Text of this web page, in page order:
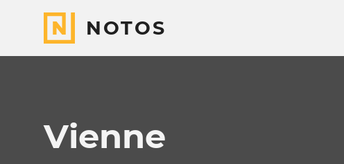
NOTOS
Vienne